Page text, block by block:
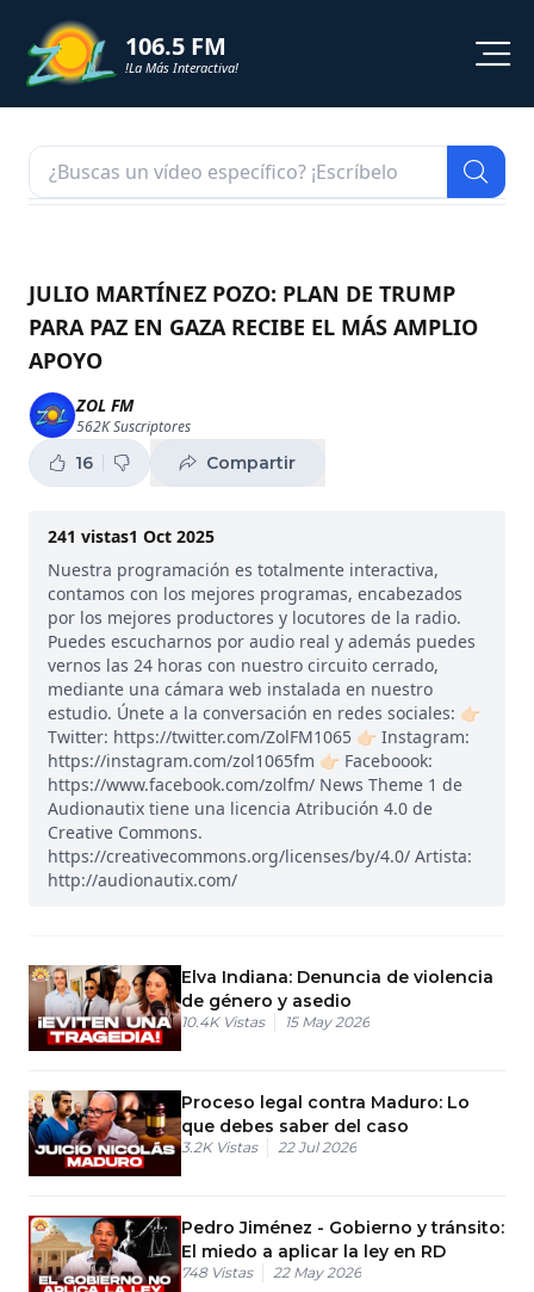
106.5 FM
!La Más Interactiva!
NOTICIAS
SHORTS
PODCAST
ZOL TV
JULIO MARTÍNEZ POZO: PLAN DE TRUMP
PARA PAZ EN GAZA RECIBE EL MÁS AMPLIO
APOYO
ZOL FM
562KSuscriptores
16 Compartir
241 vistas1 Oct 2025
Nuestra programación es totalmente interactiva,
contamos con los mejores programas, encabezados
por los mejores productores y locutores de la radio.
Puedes escucharnos por audio real y además puedes
vernos las 24 horas con nuestro circuito cerrado,
mediante una cámara web instalada en nuestro
estudio. Únete a la conversación en redes sociales: 👉🏻
Twitter: https://twitter.com/ZolFM1065 👉🏻 Instagram:
https://instagram.com/zol1065fm 👉🏻 Faceboook:
https://www.facebook.com/zolfm/ News Theme 1 de
Audionautix tiene una licencia Atribución 4.0 de
Creative Commons.
https://creativecommons.org/licenses/by/4.0/ Artista:
http://audionautix.com/
Elva Indiana: Denuncia de violencia
de género y asedio
10.4K Vistas 15 May 2026
Proceso legal contra Maduro: Lo
que debes saber del caso
3.2K Vistas 22 Jul 2026
Pedro Jiménez - Gobierno y tránsito:
El miedo a aplicar la ley en RD
748 Vistas 22 May 2026